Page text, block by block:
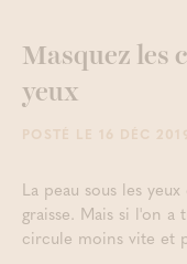
Masquez les
yeux
POSTÉ LE 16 DÉC
La peau sous les
graisse. Mais si l'on
circule moins vite et